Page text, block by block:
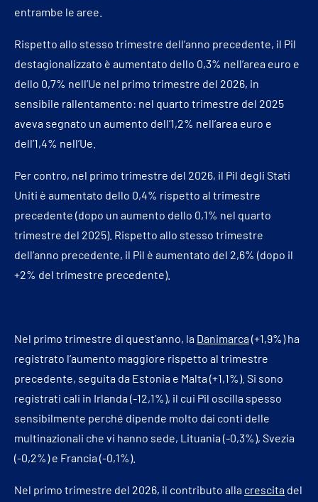
entrambe le aree.
Rispetto allo stesso trimestre dell’anno precedente, il Pil
destagionalizzato è aumentato dello 0,3% nell’area euro e
dello 0,7% nell’Ue nel primo trimestre del 2026, in
sensibile rallentamento: nel quarto trimestre del 2025
aveva segnato un aumento dell’1,2% nell’area euro e
dell’1,4% nell’Ue.
Per contro, nel primo trimestre del 2026, il Pil degli Stati
Uniti è aumentato dello 0,4% rispetto al trimestre
precedente (dopo un aumento dello 0,1% nel quarto
trimestre del 2025). Rispetto allo stesso trimestre
dell’anno precedente, il Pil è aumentato del 2,6% (dopo il
+2% del trimestre precedente).
Nel primo trimestre di quest’anno, la Danimarca(+1,9%) ha
registrato l’aumento maggiore rispetto al trimestre
precedente, seguita da Estonia e Malta (+1,1%). Si sono
registrati cali in Irlanda (-12,1%), il cui Pil oscilla spesso
sensibilmente perché dipende molto dai conti delle
multinazionali che vi hanno sede, Lituania (-0,3%), Svezia
(-0,2%) e Francia (-0,1%).
Nel primo trimestre del 2026, il contributo alla crescita del